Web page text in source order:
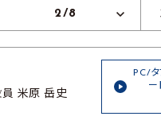
2/8
米原 岳史
PC/タ
ー